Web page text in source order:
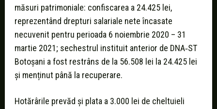
măsuri patrimoniale: confiscarea a 24.425 lei,
reprezentând drepturi salariale nete încasate
necuvenit pentru perioada 6 noiembrie 2020 – 31
martie 2021; sechestrul instituit anterior de DNA‑ST
Botoșani a fost restrâns de la 56.508 lei la 24.425 lei
și menținut până la recuperare.
Hotărârile prevăd și plata a 3.000 lei de cheltuieli